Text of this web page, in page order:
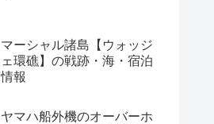
マーシャル諸島【ウォッジ
ェ環礁】の戦跡・海・宿泊
情報
ヤマハ船外機のオーバーホ